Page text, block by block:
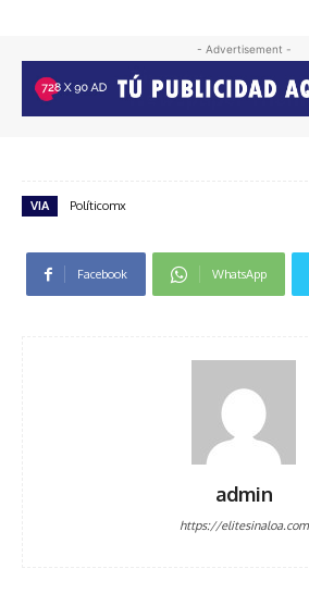
- Advertisement -
VIA Políticomx
Facebook WhatsApp
admin
https://elitesinaloa.com